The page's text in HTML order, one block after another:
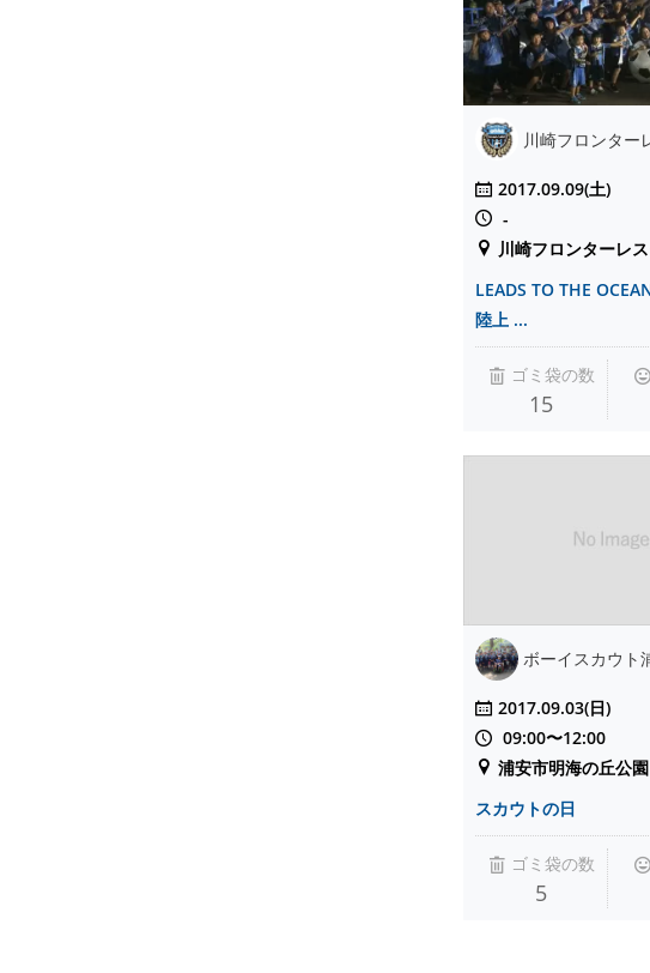
川崎フロンター
2017.09.09(土)
-
川崎フロンターレ
LEADS TO THE
陸上 ...
ゴミ袋の数
15
ボーイスカウト
2017.09.03(日)
09:00〜12:00
浦安市明海の丘公園
スカウトの日
ゴミ袋の数
5